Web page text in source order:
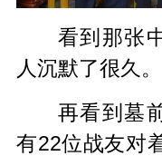
看到那张
人沉默了很久。
再看到墓
有22位战友对